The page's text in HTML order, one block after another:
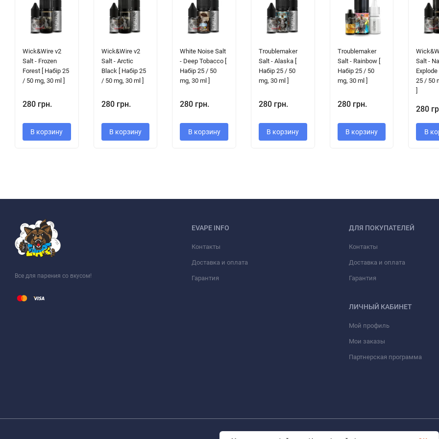
Wick&Wire v2
Salt - Frozen
Forest [ Набір 25
/ 50 mg, 30 ml ]
280 грн.
В корзину
Wick&Wire v2
Salt - Arctic
Black [ Набір 25
/ 50 mg, 30 ml ]
280 грн.
В корзину
White Noise Salt
- Deep Tobacco [
Набір 25 / 50
mg, 30 ml ]
280 грн.
В корзину
Troublemaker
Salt - Alaska [
Набір 25 / 50
mg, 30 ml ]
280 грн.
В корзину
Troublemaker
Salt - Rainbow [
Набір 25 / 50
mg, 30 ml ]
280 грн.
В корзину
Salt -
Explode
25 / 50
280
В
Все для парения со вкусом!
EVAPE INFO
Контакты
Доставка и оплата
Гарантия
ДЛЯ ПОКУПАТЕЛЕЙ
Контакты
Доставка и оплата
Гарантия
ЛИЧНЫЙ КАБИНЕТ
Мой профиль
Мои заказы
Партнерская программа